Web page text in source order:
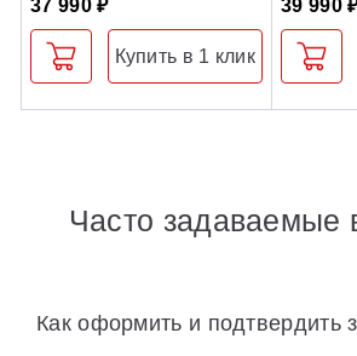
37 990 ₽
Купить в 1 клик
39 990
Часто задаваемые
Как оформить и подтвердить